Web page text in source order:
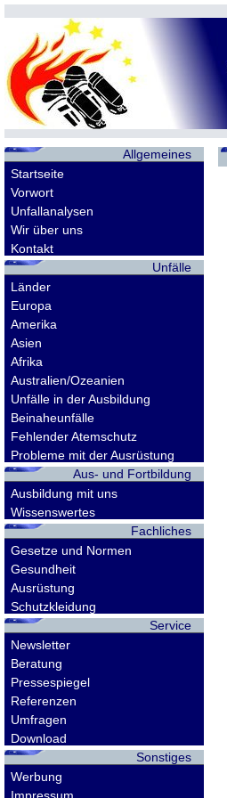
Allgemeines
Startseite
Vorwort
Unfallanalysen
Wir über uns
Kontakt
Unfälle
Länder
Europa
Amerika
Asien
Afrika
Australien/Ozeanien
Unfälle in der Ausbildung
Beinaheunfälle
Fehlender Atemschutz
Probleme mit der Ausrüstung
Aus- und Fortbildung
Ausbildung mit uns
Wissenswertes
Fachliches
Gesetze und Normen
Gesundheit
Ausrüstung
Schutzkleidung
Service
Newsletter
Beratung
Pressespiegel
Referenzen
Umfragen
Download
Sonstiges
Werbung